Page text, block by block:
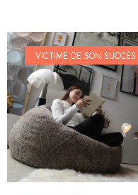
l’industrie alimentaire.
Conseils
extérieur pour
quelques fois par an
carde à dents
avec un chiffon humide
laissez sécher.
VICTIME DE SON SUCCÈS